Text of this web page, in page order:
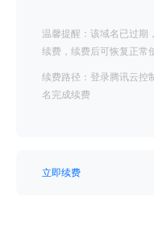
温馨提醒：该域名已过期
续费，续费后可恢复正常
续费路径：登录腾讯云控
名完成续费
立即续费